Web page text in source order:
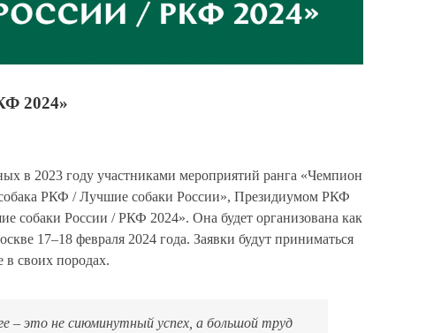
2024»
в 2023 году участниками мероприятий ранга «Чемпион
РКФ / Лучшие собаки России», Президиумом РКФ
собаки России / РКФ 2024». Она будет организована как
17–18 февраля 2024 года. Заявки будут приниматься
в своих породах.
– это не сиюминутный успех, а большой труд